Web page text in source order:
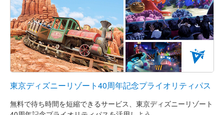
東京ディズニーリゾート40周年記念プライオリティパス
無料で待ち時間を短縮できるサービス、東京ディズニーリゾート